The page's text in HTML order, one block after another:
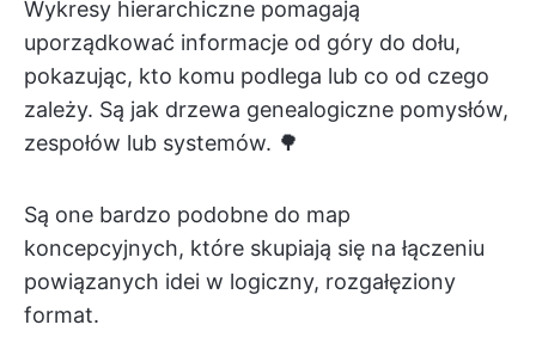
Wykresy hierarchiczne pomagają
uporządkować informacje od góry do dołu,
pokazując, kto komu podlega lub co od czego
zależy. Są jak drzewa genealogiczne pomysłów,
zespołów lub systemów. 🌳
Są one bardzo podobne do map
koncepcyjnych, które skupiają się na łączeniu
powiązanych idei w logiczny, rozgałęziony
format.